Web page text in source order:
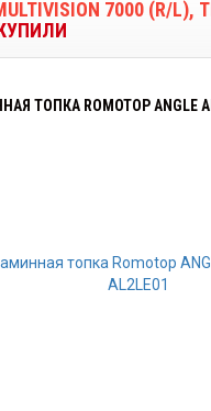
7000 (R/
ТОПКА ROMOTOP ANGLE